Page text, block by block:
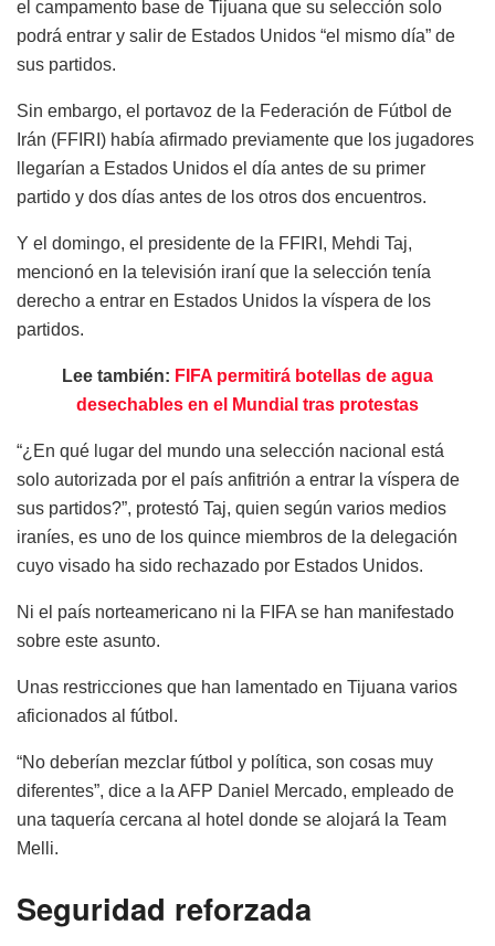
el campamento base de Tijuana que su selección solo
podrá entrar y salir de Estados Unidos “el mismo día” de
sus partidos.
Sin embargo, el portavoz de la Federación de Fútbol de
Irán (FFIRI) había afirmado previamente que los jugadores
llegarían a Estados Unidos el día antes de su primer
partido y dos días antes de los otros dos encuentros.
Y el domingo, el presidente de la FFIRI, Mehdi Taj,
mencionó en la televisión iraní que la selección tenía
derecho a entrar en Estados Unidos la víspera de los
partidos.
Lee también: FIFA permitirá botellas de agua
desechables en el Mundial tras protestas
“¿En qué lugar del mundo una selección nacional está
solo autorizada por el país anfitrión a entrar la víspera de
sus partidos?”, protestó Taj, quien según varios medios
iraníes, es uno de los quince miembros de la delegación
cuyo visado ha sido rechazado por Estados Unidos.
Ni el país norteamericano ni la FIFA se han manifestado
sobre este asunto.
Unas restricciones que han lamentado en Tijuana varios
aficionados al fútbol.
“No deberían mezclar fútbol y política, son cosas muy
diferentes”, dice a la AFP Daniel Mercado, empleado de
una taquería cercana al hotel donde se alojará la Team
Melli.
Seguridad reforzada